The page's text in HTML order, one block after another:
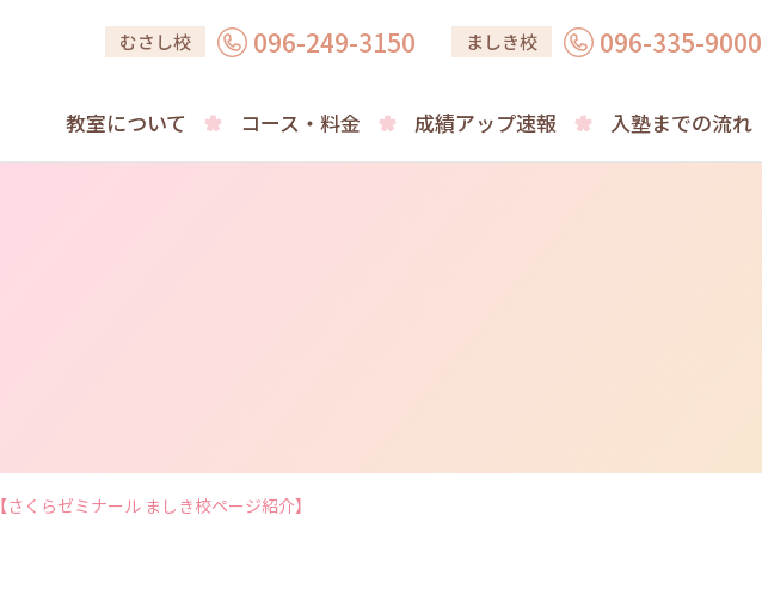
教室について コース・料金 成績アップ速報 入塾までの流れ
むさし校 096-249-3150 ましき校 096-335-9000
【さくらゼミナール ましき校ページ紹介】